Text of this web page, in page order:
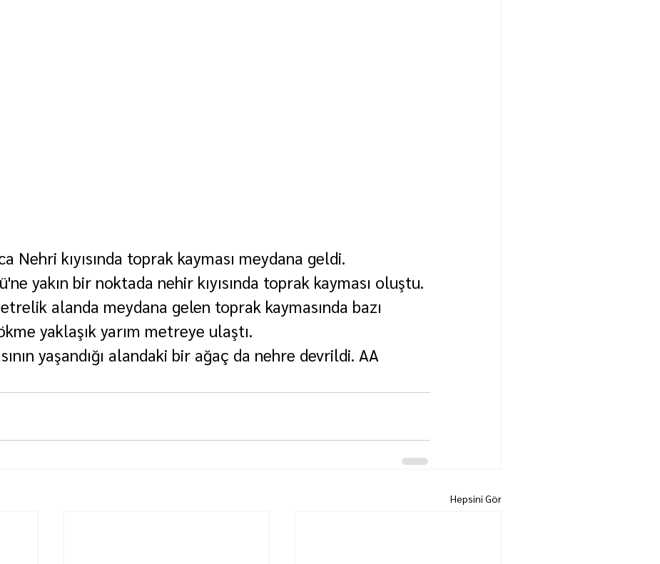
Nehri kıyısında toprak kayması meydana geldi.
yakın bir noktada nehir kıyısında toprak kayması oluştu.
alanda meydana gelen toprak kaymasında bazı
yaklaşık yarım metreye ulaştı.
yaşandığı alandaki bir ağaç da nehre devrildi. AA
Hepsini Gör